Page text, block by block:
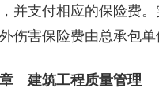
并支付相应的保险费
伤害保险费由总承包单
建筑工程质量管理